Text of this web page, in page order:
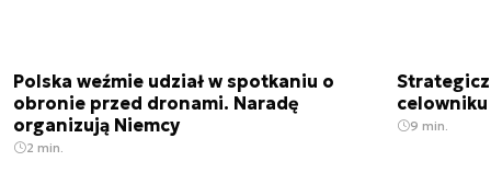
Polska weźmie udział w spotkaniu o
obronie przed dronami. Naradę
organizują Niemcy
2 min.
9 min.